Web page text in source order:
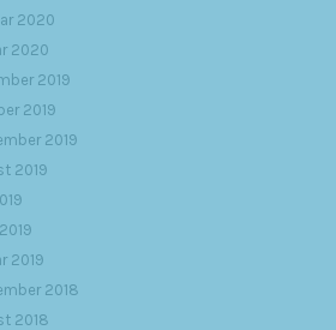
2020
2020
2019
2019
2019
2019
2019
2018
2018